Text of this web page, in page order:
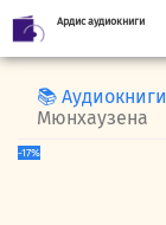
Skip
to
Ардис аудиокниги
📚 Аудиокниги
Мюнхаузена
-17%